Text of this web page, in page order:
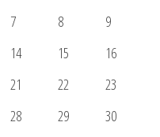
7 8
9
14 15
16
21 22
23
28 29
30